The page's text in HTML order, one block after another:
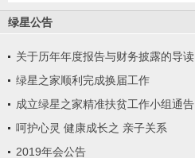
绿星公告
关于历年年度报告与财务披露的导读
绿星之家顺利完成换届工作
成立绿星之家精准扶贫工作小组通告
呵护心灵 健康成长之 亲子关系
2019年会公告